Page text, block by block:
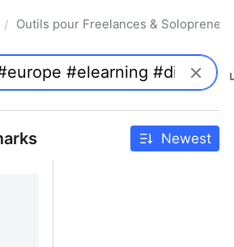
/ Outils pour Freelances &
Newest